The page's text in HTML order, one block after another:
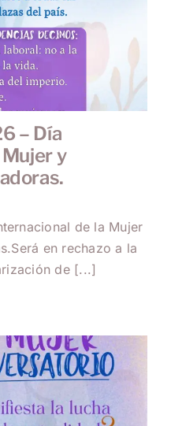
– Día
y
de la Mujer
en rechazo a la
de [...]